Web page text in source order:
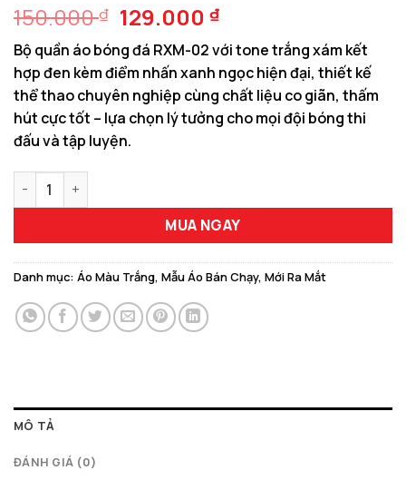
150.000₫ Giá
gốc
là:
150.000 ₫.
129.000₫Giá
hiện
tại
là:
129.000 ₫.
Bộ quần áo bóng đá RXM-02 với tone trắng xám kết
hợp đen kèm điểm nhấn xanh ngọc hiện đại, thiết kế
thể thao chuyên nghiệp cùng chất liệu co giãn, thấm
hút cực tốt – lựa chọn lý tưởng cho mọi đội bóng thi
đấu và tập luyện.
Trang Phục Bóng Đá Thi Đấu Chất Lượng Cao RXM-02 Màu
MUA NGAY
Danh mục: Áo Màu Trắng, Mẫu Áo Bán Chạy, Mới Ra Mắt
MÔ TẢ
ĐÁNH GIÁ (0)